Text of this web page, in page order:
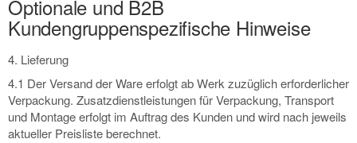
Optionale und B2B
Kundengruppenspezifische Hinweise
4. Lieferung
4.1 Der Versand der Ware erfolgt ab Werk zuzüglich erforderlicher
Verpackung. Zusatzdienstleistungen für Verpackung, Transport
und Montage erfolgt im Auftrag des Kunden und wird nach jeweils
aktueller Preisliste berechnet.